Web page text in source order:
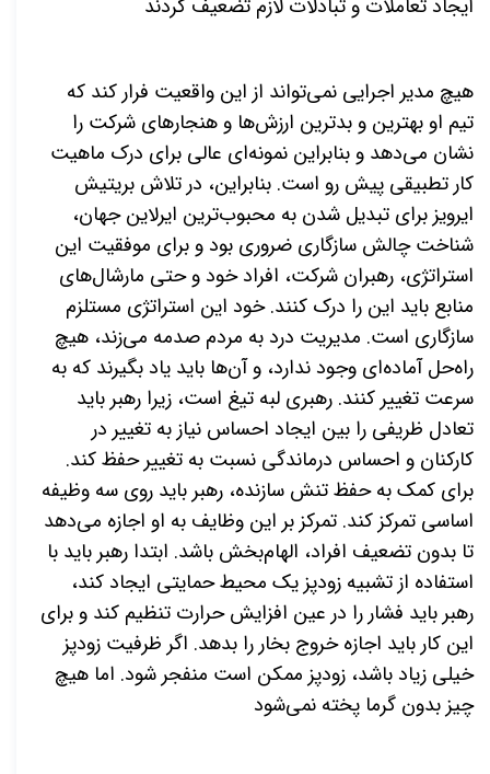
ایجاد تعاملات و تبادلات لازم تضعیف کردند
هیچ مدیر اجرایی نمی‌تواند از این واقعیت فرار کند که
تیم او بهترین و بدترین ارزش‌ها و هنجارهای شرکت را
نشان می‌دهد و بنابراین نمونه‌ای عالی برای درک ماهیت
کار تطبیقی ​​پیش رو است. بنابراین، در تلاش بریتیش
ایرویز برای تبدیل شدن به محبوب‌ترین ایرلاین جهان،
شناخت چالش سازگاری ضروری بود و برای موفقیت این
استراتژی، رهبران شرکت، افراد خود و حتی مارشال‌های
منابع باید این را درک کنند. خود این استراتژی مستلزم
سازگاری است. مدیریت درد به مردم صدمه می‌زند، هیچ
راه‌حل آماده‌ای وجود ندارد، و آن‌ها باید یاد بگیرند که به
سرعت تغییر کنند. رهبری لبه تیغ است، زیرا رهبر باید
تعادل ظریفی را بین ایجاد احساس نیاز به تغییر در
کارکنان و احساس درماندگی نسبت به تغییر حفظ کند.
برای کمک به حفظ تنش سازنده، رهبر باید روی سه وظیفه
اساسی تمرکز کند. تمرکز بر این وظایف به او اجازه می‌دهد
تا بدون تضعیف افراد، الهام‌بخش باشد. ابتدا رهبر باید با
استفاده از تشبیه زودپز یک محیط حمایتی ایجاد کند،
رهبر باید فشار را در عین افزایش حرارت تنظیم کند و برای
این کار باید اجازه خروج بخار را بدهد. اگر ظرفیت زودپز
خیلی زیاد باشد، زودپز ممکن است منفجر شود. اما هیچ
چیز بدون گرما پخته نمی‌شود